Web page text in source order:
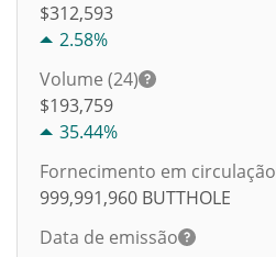
$312,593
2.58%
Volume (24)
$193,759
35.44%
Fornecimento em circulação
999,991,960 BUTTHOLE
Data de emissão